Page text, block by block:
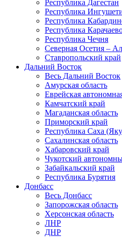
Республика Дагестан
Республика
Республика
Республика
Республика Чечня
Северная Осетия –
Ставропольский край
Дальний Восток
Весь Дальний Восток
Амурская область
Еврейская
Камчатский край
Магаданская область
Приморский край
Республика Саха
Сахалинская область
Хабаровский край
Чукотский
Забайкальский край
Республика Бурятия
Донбасс
Весь Донбасс
Запорожская область
Херсонская область
ЛНР
ДНР